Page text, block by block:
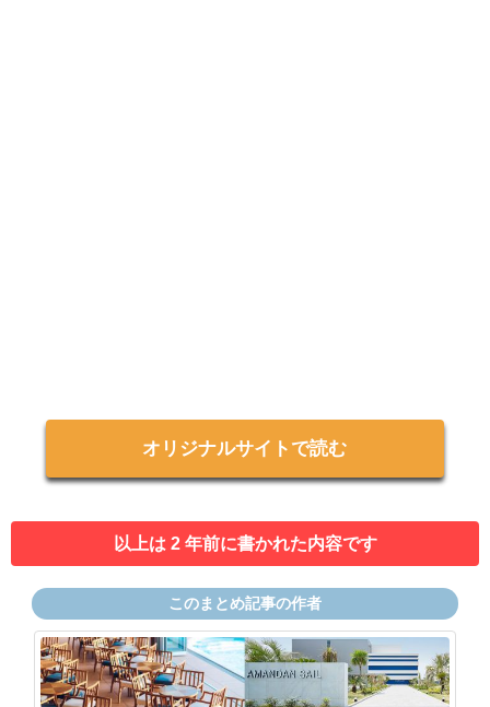
オリジナルサイトで読む
以上は 2 年前に書かれた内容です
このまとめ記事の作者